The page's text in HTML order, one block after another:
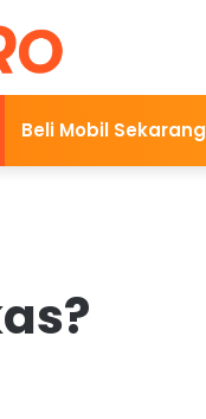
Beli Mobil Sekarang